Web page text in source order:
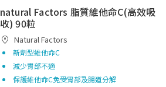
natural Factors 脂質維他命C(高效吸
收) 90粒
Natural Factors
新劑型維他命C
減少胃部不適
保護維他命C免受胃部及腸道分解